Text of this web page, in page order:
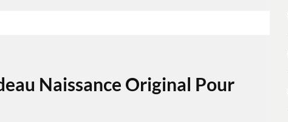
Naissance Original Pour